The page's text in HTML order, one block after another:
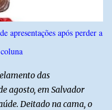
apresentações após perder a
das
agosto, em Salvador
Deitado na cama, o